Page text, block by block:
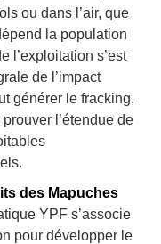
ou dans l’air, que
la population
l’exploitation s’est
de l’impact
générer le fracking,
l’étendue de
des Mapuches
YPF s’associe
pour développer le